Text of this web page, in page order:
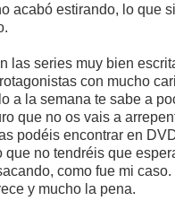
acabó estirando, lo que
las series muy bien
con mucho
a la semana te sabe a
que no os vais a
podéis encontrar en
que no tendréis que
como fue mi
y mucho la pena.